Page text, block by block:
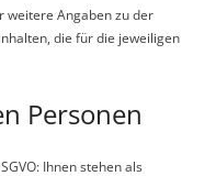
weitere Angaben zu der
die für die jeweiligen
Personen
Ihnen stehen als